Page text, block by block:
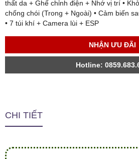
thất da + Ghế chỉnh điện + Nhớ vị trí •
chống chói (Trong + Ngoài) • Cảm biến
• 7 túi khí + Camera lùi + ESP
NHẬN ƯU ĐÃI
Hotline:
CHI TIẾT